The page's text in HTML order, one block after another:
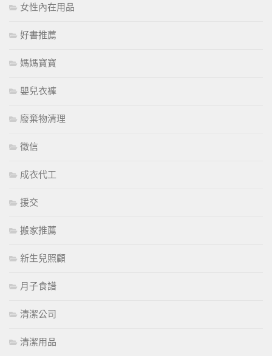
女性內在用品
好書推薦
媽媽寶寶
嬰兒衣褲
廢棄物清理
徵信
成衣代工
援交
搬家推薦
新生兒照顧
月子食譜
清潔公司
清潔用品